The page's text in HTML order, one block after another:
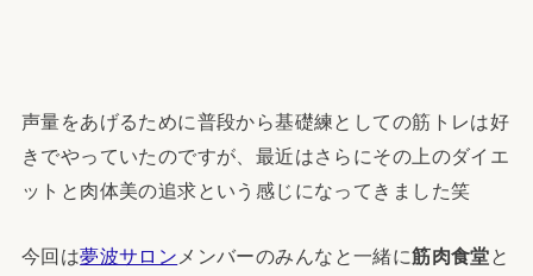
声量をあげるために普段から基礎練としての筋トレは好
きでやっていたのですが、最近はさらにその上のダイエ
ットと肉体美の追求という感じになってきました笑
今回は夢波サロン メンバーのみんなと一緒に筋肉食堂と